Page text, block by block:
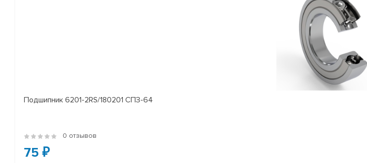
Подшипник 6201-2RS/180201 СПЗ-64
0 отзывов
75 ₽